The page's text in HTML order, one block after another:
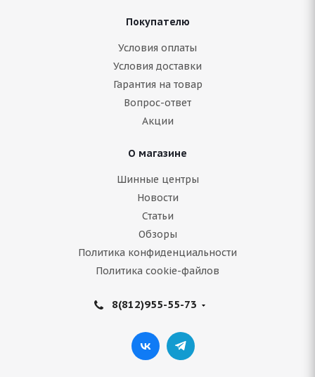
ARIVO ICE CLAW ARW8 215/70 R16 100T
Покупателю
Условия оплаты
Условия доставки
Гарантия на товар
Вопрос-ответ
Акции
О магазине
Шинные центры
Новости
Статьи
Обзоры
Политика конфиденциальности
Политика cookie-файлов
8(812)955-55-73